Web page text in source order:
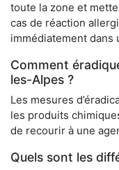
toute la zone et
cas de réaction
immédiatement dans
Comment
les-Alpes ?
Les mesures
les produits
de recourir à une
Quels sont les